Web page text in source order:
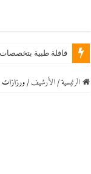
الرئيسية / اﻷرشيف / ورزازات